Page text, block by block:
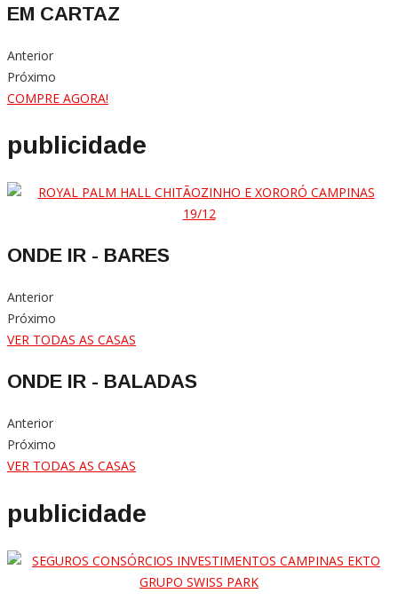
EM CARTAZ
Anterior
Próximo
COMPRE AGORA!
publicidade
ONDE IR - BARES
Anterior
Próximo
VER TODAS AS CASAS
ONDE IR - BALADAS
Anterior
Próximo
VER TODAS AS CASAS
publicidade